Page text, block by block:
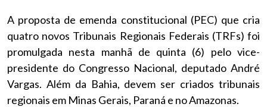
A proposta de emenda constitucional (PEC) que cria
quatro novos Tribunais Regionais Federais (TRFs) foi
promulgada nesta manhã de quinta (6) pelo vice-
presidente do Congresso Nacional, deputado André
Vargas. Além da Bahia, devem ser criados tribunais
regionais em Minas Gerais, Paraná e no Amazonas.